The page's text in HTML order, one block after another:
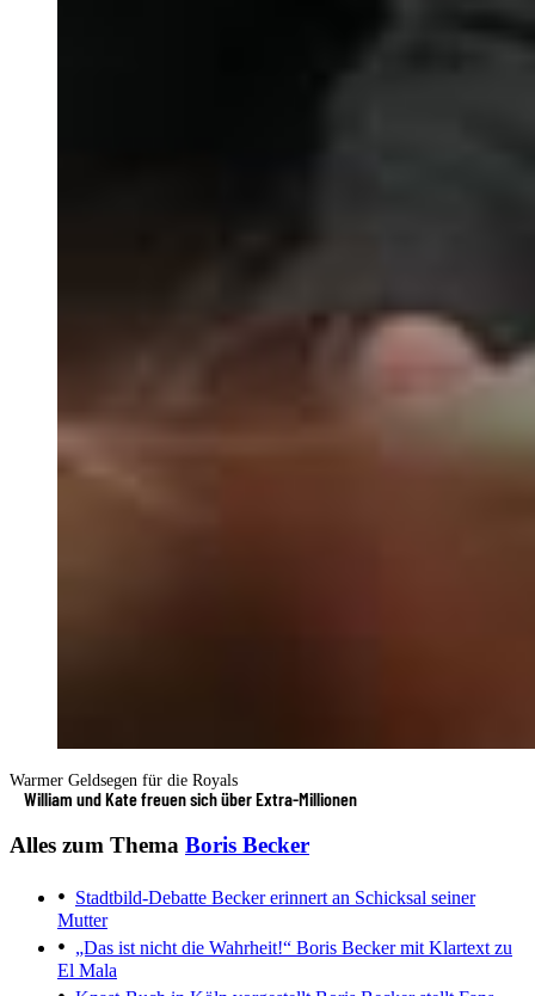
Warmer Geldsegen für die Royals
William und Kate freuen sich über Extra-Millionen
Alles zum Thema Boris Becker
Stadtbild-Debatte Becker erinnert an Schicksal seiner
Mutter
„Das ist nicht die Wahrheit!“ Boris Becker mit Klartext zu
El Mala